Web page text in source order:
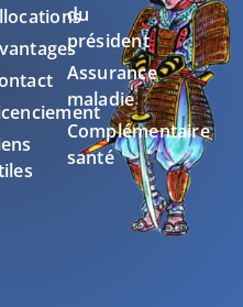
du
président
Assurance
maladie
Complémentaire
santé